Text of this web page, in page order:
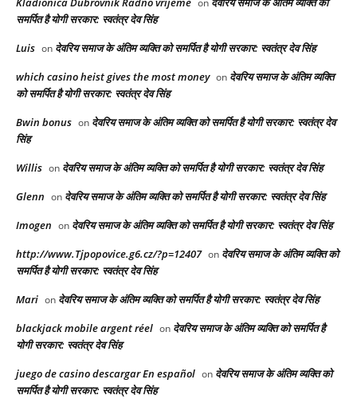
on
समर्पित है योगी सरकार: स्वतंत्र देव सिंह
Luis on देवरिय समाज के अंतिम व्यक्ति को समर्पित है योगी सरकार: स्वतंत्र देव सिंह
which casino heist gives the most money on देवरिय समाज के अंतिम व्यक्ति
को समर्पित है योगी सरकार: स्वतंत्र देव सिंह
Bwin bonus on देवरिय समाज के अंतिम व्यक्ति को समर्पित है योगी सरकार: स्वतंत्र देव
सिंह
Willis on देवरिय समाज के अंतिम व्यक्ति को समर्पित है योगी सरकार: स्वतंत्र देव सिंह
Glenn on देवरिय समाज के अंतिम व्यक्ति को समर्पित है योगी सरकार: स्वतंत्र देव सिंह
Imogen on देवरिय समाज के अंतिम व्यक्ति को समर्पित है योगी सरकार: स्वतंत्र देव सिंह
http://www.Tjpopovice.g6.cz/?p=12407 on देवरिय समाज के अंतिम व्यक्ति को
समर्पित है योगी सरकार: स्वतंत्र देव सिंह
Mari on देवरिय समाज के अंतिम व्यक्ति को समर्पित है योगी सरकार: स्वतंत्र देव सिंह
blackjack mobile argent réel on देवरिय समाज के अंतिम व्यक्ति को समर्पित है
योगी सरकार: स्वतंत्र देव सिंह
juego de casino descargar En español on देवरिय समाज के अंतिम व्यक्ति को
समर्पित है योगी सरकार: स्वतंत्र देव सिंह